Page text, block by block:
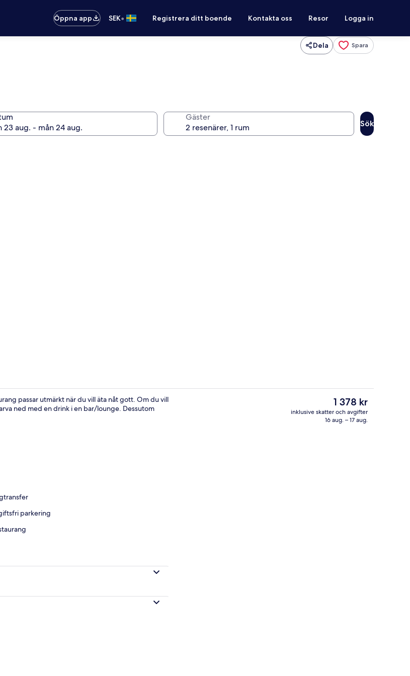
Öppna app SEK• Registrera ditt boende Kontakta oss Resor Logga in
Dela Spara
Gäster
Sök
Dubbelrum | Skrivbord, gratis wi-fi
passar utmärkt när du vill äta nåt gott. Om du vill
ned med en drink i en bar/lounge. Dessutom
parkering
Det
nuvarande
priset
1 378 kr
inklusive skatter och avgifter
16 aug. – 17 aug.